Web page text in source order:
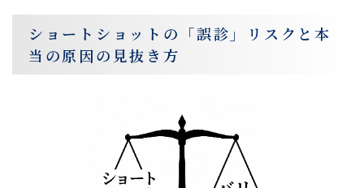
ショートショットの「誤診」リスクと本
当の原因の見抜き方